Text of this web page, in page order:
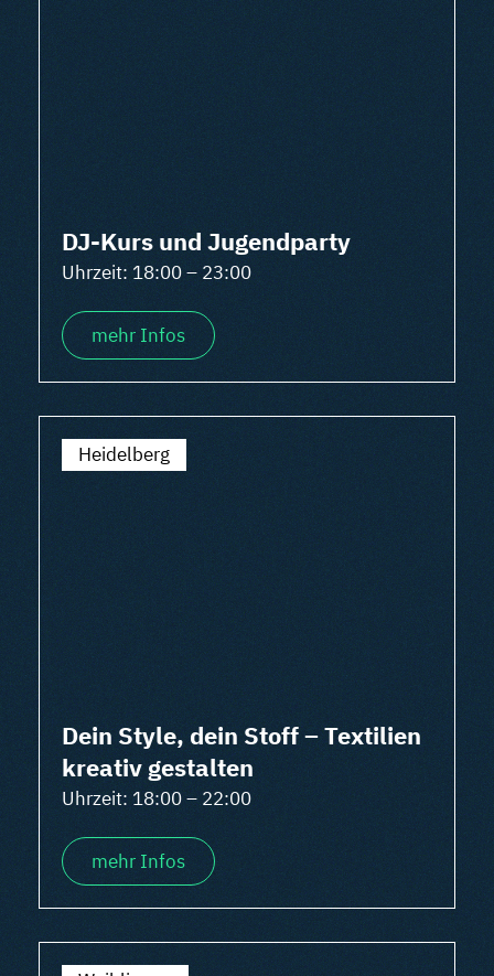
DJ-Kurs und Jugendparty
Uhrzeit: 18:00 – 23:00
mehr Infos
Heidelberg
Dein Style, dein Stoff – Textilien
kreativ gestalten
Uhrzeit: 18:00 – 22:00
mehr Infos